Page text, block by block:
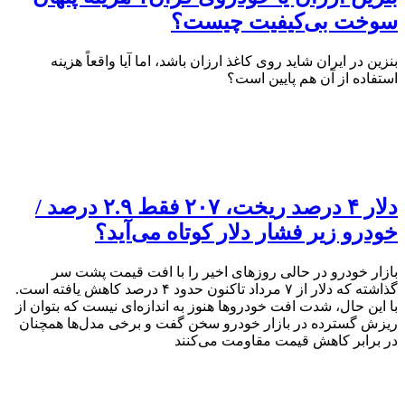
سوخت بی‌کیفیت چیست؟
بنزین در ایران شاید روی کاغذ ارزان باشد، اما آیا واقعاً هزینه
استفاده از آن هم پایین است؟
دلار ۴ درصد ریخت، ۲۰۷ فقط ۲.۹ درصد /
خودرو زیر فشار دلار کوتاه می‌آید؟
بازار خودرو در حالی روزهای اخیر را با افت قیمت پشت سر
گذاشته که دلار از ۷ مرداد تاکنون حدود ۴ درصد کاهش یافته است.
با این حال، شدت افت خودروها هنوز به اندازه‌ای نیست که بتوان از
ریزش گسترده در بازار خودرو سخن گفت و برخی مدل‌ها همچنان
در برابر کاهش قیمت مقاومت می‌کنند